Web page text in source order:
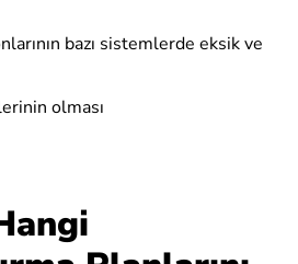
bazı sistemlerde eksik ve
olması